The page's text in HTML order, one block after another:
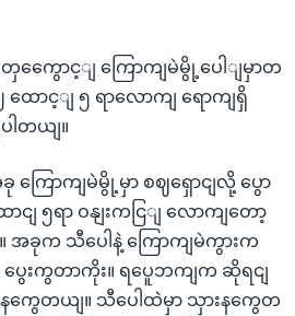
ေောင့ျ ကြောကျမဲမွို့ပေါျမှာတ
ောင့ျ ၅ ရာလောကျ ရောကျရှိ
တယျ။
ကြောကျမဲမွို့မှာ စဈရှောငျလို့ ပွော
ာငျ ၅ရာ ဝနျးကငြျ လောကျတော့
။ အခုက သီပေါနဲ့ ကြောကျမဲကွားက
ေးကွတာကိုး။ ရပေူဘကျက ဆိုရငျ
ကွေတယျ။ သီပေါထဲမှာ သှားနကွေတ